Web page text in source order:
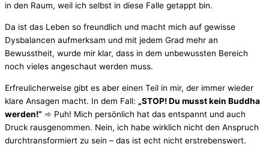
in den Raum, weil ich selbst in diese Falle getappt bin.
Da ist das Leben so freundlich und macht mich auf gewisse
Dysbalancen aufmerksam und mit jedem Grad mehr an
Bewusstheit, wurde mir klar, dass in dem unbewussten Bereich
noch vieles angeschaut werden muss.
Erfreulicherweise gibt es aber einen Teil in mir, der immer wieder
klare Ansagen macht. In dem Fall: „STOP! Du musst kein Buddha
werden!“ ➾ Puh! Mich persönlich hat das entspannt und auch
Druck rausgenommen. Nein, ich habe wirklich nicht den Anspruch
durchtransformiert zu sein – das ist echt nicht erstrebenswert.